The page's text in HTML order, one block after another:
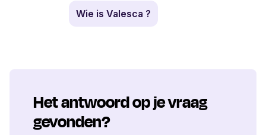
Wie is Valesca ?
Het antwoord op je vraag
gevonden?